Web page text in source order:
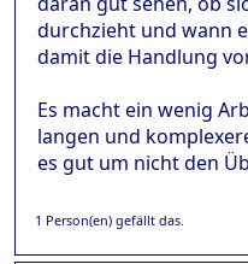
durchzieht und wann
damit die Handlung
Es macht ein wenig
langen und
es gut um nicht den
1 Person(en) gefällt das.